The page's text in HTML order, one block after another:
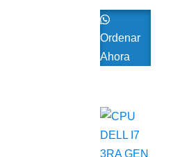
PUNTA
FINA
Ordenar
Ahora